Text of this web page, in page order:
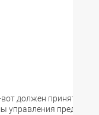
должен принять
управления